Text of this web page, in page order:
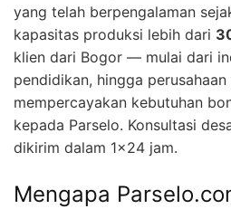
yang telah berpengalaman
kapasitas produksi lebih dari
klien dari Bogor — mulai dari
pendidikan, hingga
mempercayakan kebutuhan
kepada Parselo. Konsultasi
dikirim dalam 1×24 jam.
Mengapa